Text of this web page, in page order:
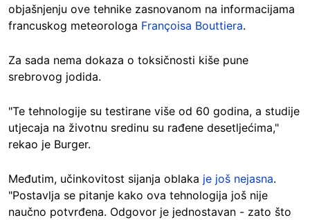
objašnjenju ove tehnike zasnovanom na informacijama
francuskog meteorologa Françoisa Bouttiera.
Za sada nema dokaza o toksičnosti kiše pune
srebrovog jodida.
"Te tehnologije su testirane više od 60 godina, a studije
utjecaja na životnu sredinu su rađene desetljećima,"
rekao je Burger.
Međutim, učinkovitost sijanja oblaka je još nejasna.
"Postavlja se pitanje kako ova tehnologija još nije
naučno potvrđena. Odgovor je jednostavan - zato što